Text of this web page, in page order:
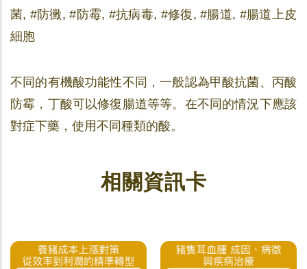
菌, #防黴, #防霉, #抗病毒, #修復, #腸道, #腸道上皮
細胞
不同的有機酸功能性不同，一般認為甲酸抗菌、丙酸
防霉，丁酸可以修復腸道等等。在不同的情況下應該
對症下藥，使用不同種類的酸。
相關資訊卡